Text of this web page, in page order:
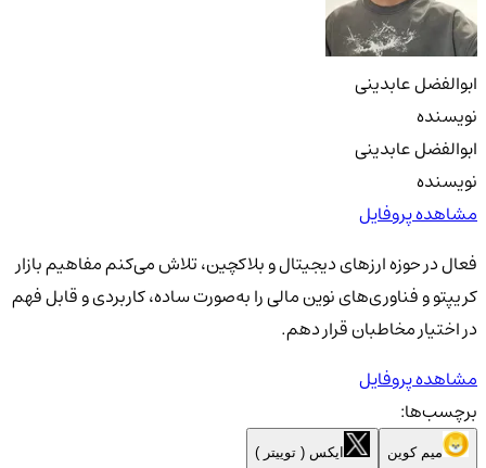
ابوالفضل عابدینی
نویسنده
ابوالفضل عابدینی
نویسنده
مشاهده پروفایل
فعال در حوزه ارزهای دیجیتال و بلاکچین، تلاش می‌کنم مفاهیم بازار
کریپتو و فناوری‌های نوین مالی را به‌صورت ساده، کاربردی و قابل فهم
در اختیار مخاطبان قرار دهم.
مشاهده پروفایل
برچسب‌ها:
میم کوین ایکس ( توییتر )